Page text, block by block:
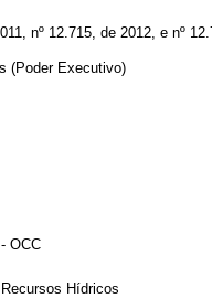
nº 12.715, de 2012, e nº
(Poder Executivo)
OCC
Hídricos